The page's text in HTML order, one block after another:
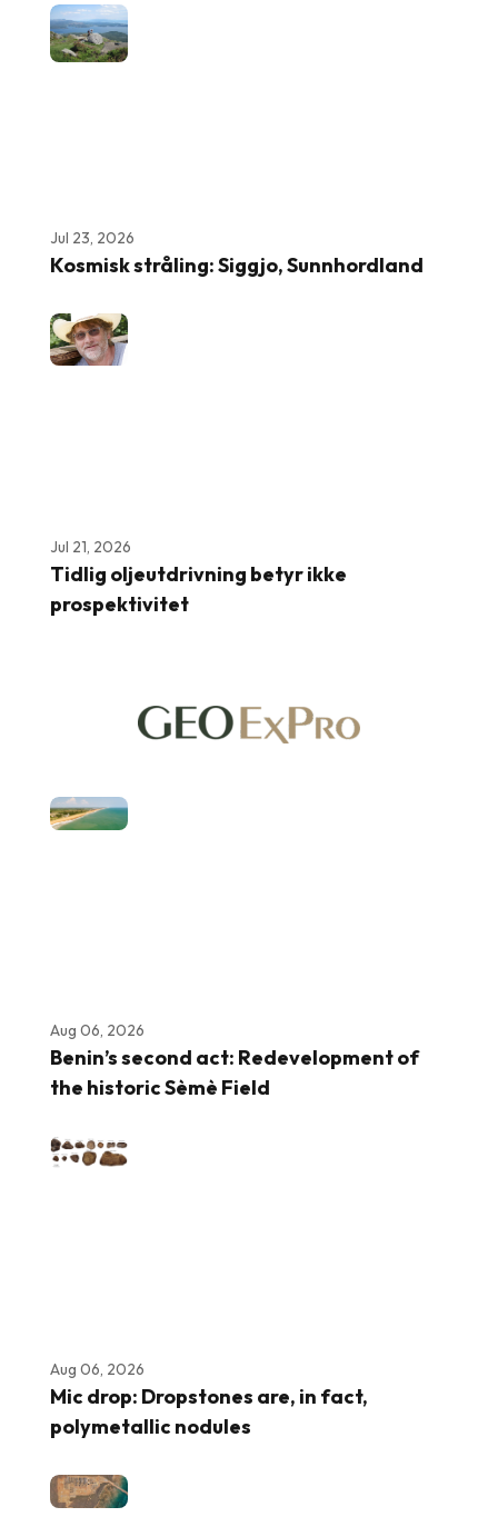
Jul 23, 2026
Kosmisk stråling: Siggjo, Sunnhordland
Jul 21, 2026
Tidlig oljeutdrivning betyr ikke
prospektivitet
Aug 06, 2026
Benin’s second act: Redevelopment of
the historic Sèmè Field
Aug 06, 2026
Mic drop: Dropstones are, in fact,
polymetallic nodules